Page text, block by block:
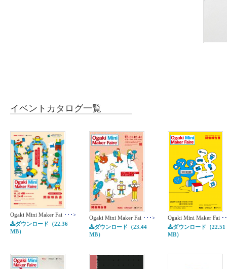
イベントカタログ一覧
Ogaki Mini Maker Fai ･･･>
ダウンロード（22.36
MB）
Ogaki Mini Maker Fai ･･･>
ダウンロード（23.44
MB）
Ogaki Mini Maker Fai ･
ダウンロード（22.51
MB）